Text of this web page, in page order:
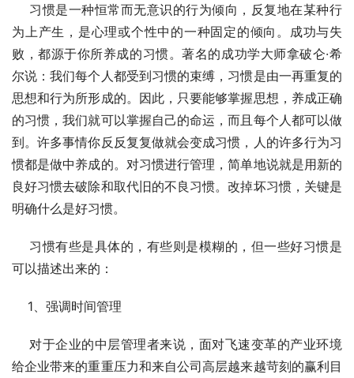
习惯是一种恒常而无意识的行为倾向，反复地在某种行
为上产生，是心理或个性中的一种固定的倾向。成功与失
败，都源于你所养成的习惯。著名的成功学大师拿破仑·希
尔说：我们每个人都受到习惯的束缚，习惯是由一再重复的
思想和行为所形成的。因此，只要能够掌握思想，养成正确
的习惯，我们就可以掌握自己的命运，而且每个人都可以做
到。许多事情你反反复复做就会变成习惯，人的许多行为习
惯都是做中养成的。对习惯进行管理，简单地说就是用新的
良好习惯去破除和取代旧的不良习惯。改掉坏习惯，关键是
明确什么是好习惯。
习惯有些是具体的，有些则是模糊的，但一些好习惯是
可以描述出来的：
1、强调时间管理
对于企业的中层管理者来说，面对飞速变革的产业环境
给企业带来的重重压力和来自公司高层越来越苛刻的赢利目